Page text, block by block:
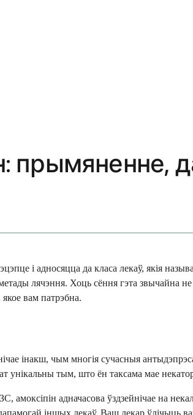
прымяненне,
і адносяцца да класа лекаў, якія
лячэння. Хоць сёння гэта
вам патрэбна.
інакш, чым многія сучасныя
унікальны тым, што ён таксама мае
амоксіпін адначасова ўздзейнічае на
іншых лекаў. Ваш лекар